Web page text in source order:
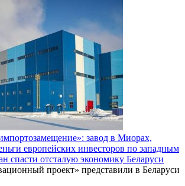
завод в Миорах,
европейских инвесторов по западным
спасти отсталую экономику Беларуси
проект» представили в Беларуси